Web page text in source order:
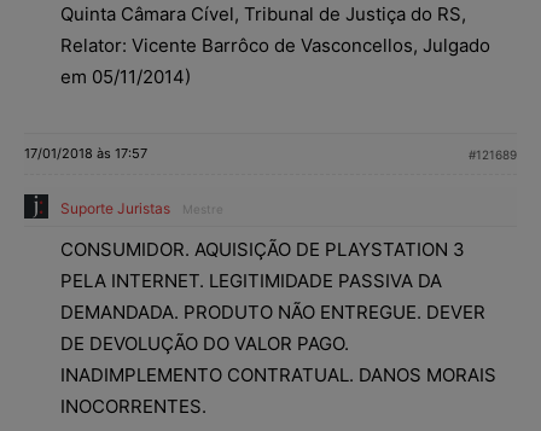
Quinta Câmara Cível, Tribunal de Justiça do RS,
Relator: Vicente Barrôco de Vasconcellos, Julgado
em 05/11/2014)
17/01/2018 às 17:57 #121689
Suporte Juristas Mestre
CONSUMIDOR. AQUISIÇÃO DE PLAYSTATION 3
PELA INTERNET. LEGITIMIDADE PASSIVA DA
DEMANDADA. PRODUTO NÃO ENTREGUE. DEVER
DE DEVOLUÇÃO DO VALOR PAGO.
INADIMPLEMENTO CONTRATUAL. DANOS MORAIS
INOCORRENTES.